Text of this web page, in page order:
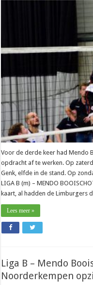
Voor de derde keer had Mendo
opdracht af te werken. Op
Genk, elfde in de stand. Op
LIGA B (m) – MENDO
kaart, al hadden de Limburgers
Lees meer »
Liga B – Mendo
Noorderkempen